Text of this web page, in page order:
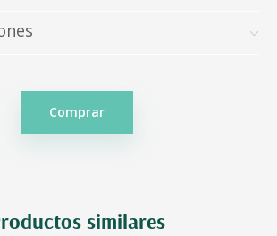
Comprar
similares